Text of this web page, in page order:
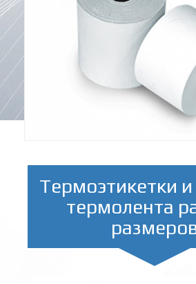
Термоэтикетки
термолента